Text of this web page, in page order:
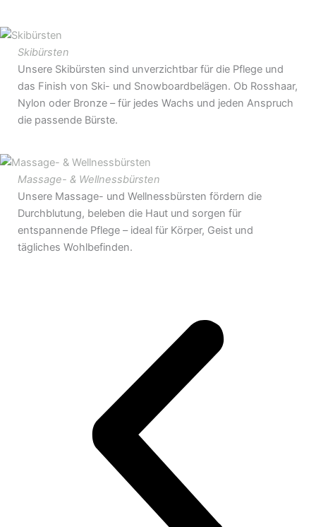
Skibürsten
Unsere Skibürsten sind unverzichtbar für die Pflege und
das Finish von Ski- und Snowboardbelägen. Ob Rosshaar,
Nylon oder Bronze – für jedes Wachs und jeden Anspruch
die passende Bürste.
Massage- & Wellnessbürsten
Unsere Massage- und Wellnessbürsten fördern die
Durchblutung, beleben die Haut und sorgen für
entspannende Pflege – ideal für Körper, Geist und
tägliches Wohlbefinden.